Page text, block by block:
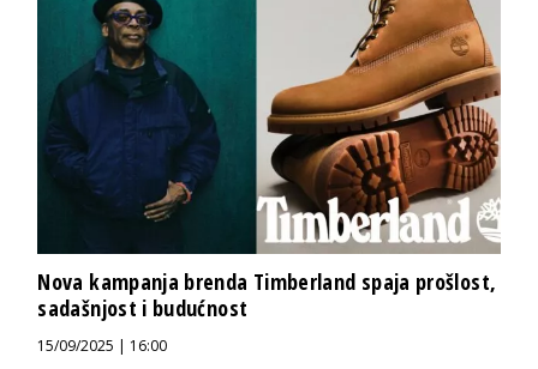
Nova kampanja brenda Timberland spaja prošlost,
sadašnjost i budućnost
15/09/2025 | 16:00